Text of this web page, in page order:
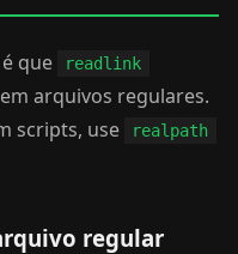
que readlink
arquivos regulares.
scripts, use
realpath
regular